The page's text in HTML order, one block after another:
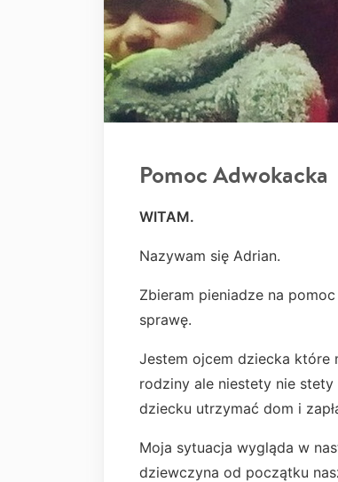
Pomoc Adwokacka
WITAM.
Nazywam się Adrian.
Zbieram pieniadze na
sprawę.
Jestem ojcem dziecka które
rodziny ale niestety nie
dziecku utrzymać dom i
Moja sytuacja wygląda w
dziewczyna od początku